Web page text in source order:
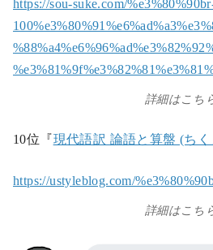
https://sou-suke.com/
詳細はこち
10位『現代語訳 論語と算盤 (ち
https://ustyleblog.com/
詳細はこち